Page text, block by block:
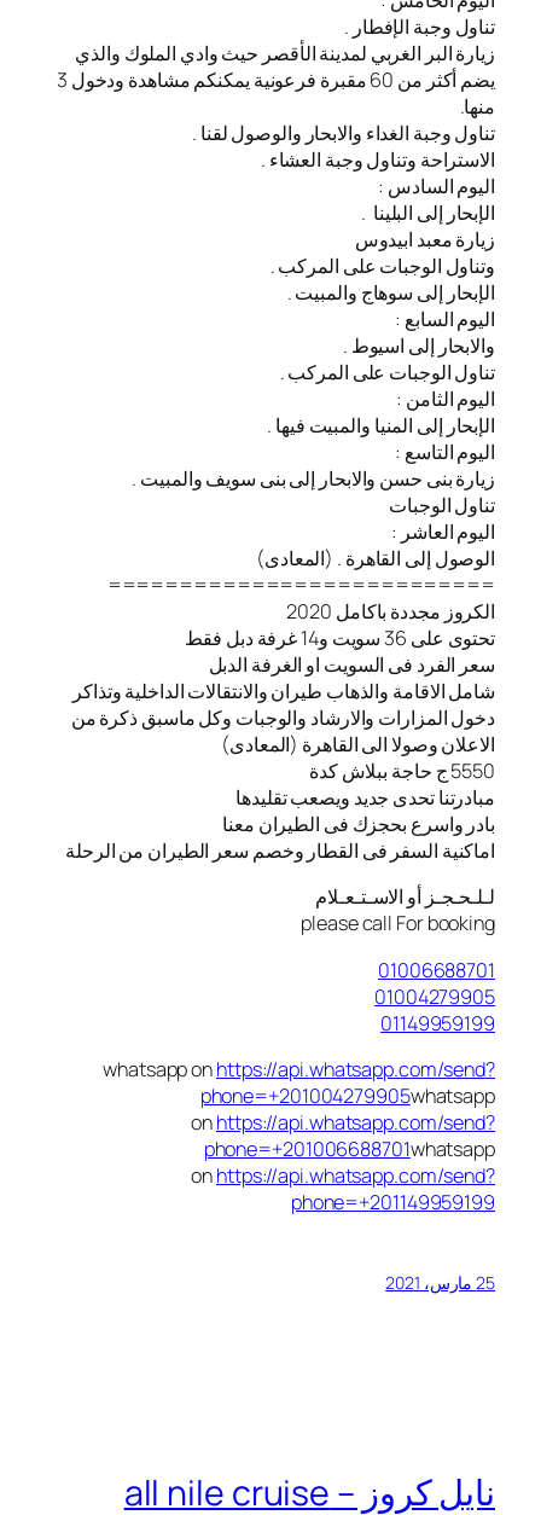
تناول وجبة الإفطار .
زيارة البر الغربي لمدينة الأقصر حيث وادي الملوك والذي
يضم أكثر من 60 مقبرة فرعونية يمكنكم مشاهدة ودخول 3
منها.
تناول وجبة الغداء والابحار والوصول لقنا .
الاستراحة وتناول وجبة العشاء .
اليوم السادس :
الإبحار إلى البلينا .
زيارة معبد ابيدوس
وتناول الوجبات على المركب .
الإبحار إلى سوهاج والمبيت .
اليوم السابع :
والابحار إلى اسيوط .
تناول الوجبات على المركب .
اليوم الثامن :
الإبحار إلى المنيا والمبيت فيها .
اليوم التاسع :
زيارة بنى حسن والابحار إلى بنى سويف والمبيت .
تناول الوجبات
اليوم العاشر :
الوصول إلى القاهرة . (المعادى)
===========================
الكروز مجددة باكامل 2020
تحتوى على 36 سويت و14 غرفة دبل فقط
سعر الفرد فى السويت او الغرفة الدبل
شامل الاقامة والذهاب طيران والانتقالات الداخلية وتذاكر
دخول المزارات والارشاد والوجبات وكل ماسبق ذكرة من
الاعلان وصولا الى القاهرة (المعادى)
5550 ج حاجة ببلاش كدة
مبادرتنا تحدى جديد ويصعب تقليدها
بادر واسرع بحجزك فى الطيران معنا
️اماكنية السفر فى القطار وخصم سعر الطيران من الرحلة
لـلـحـجـز أو الاسـتـعـلام
please call For booking
01006688701
01004279905
01149959199
whatsapp onhttps://api.whatsapp.com/send?
phone=+201004279905whatsapp
onhttps://api.whatsapp.com/send?
phone=+201006688701whatsapp
onhttps://api.whatsapp.com/send?
phone=+201149959199
25 مارس، 2021
نايل كروز – all nile cruise